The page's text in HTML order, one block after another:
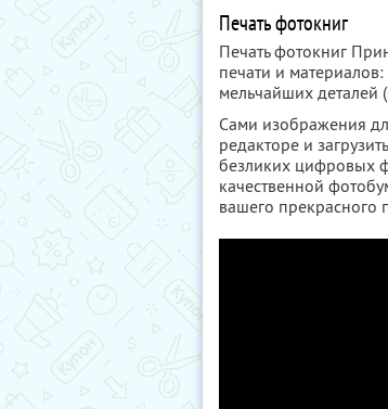
Печать фотокниг
Печать фотокниг
печати и
мельчайших
Сами изображения
редакторе и
безликих цифровых
качественной
вашего прекрасного